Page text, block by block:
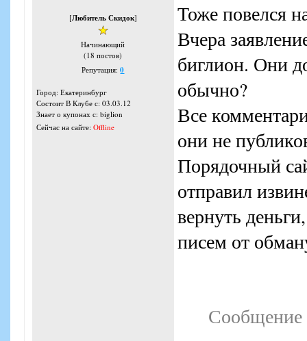
[Любитель Скидок]
Начинающий
(18 постов)
Репутация:0
Город: Екатеринбург
Состоит В Клубе с: 03.03.12
Знает о купонах с: biglion
Сейчас на сайте: Offline
Тоже повелся
Вчера
биглион. Они
обычно?
Все
они не
Порядочный
отправил
вернуть
писем от
Сообщение